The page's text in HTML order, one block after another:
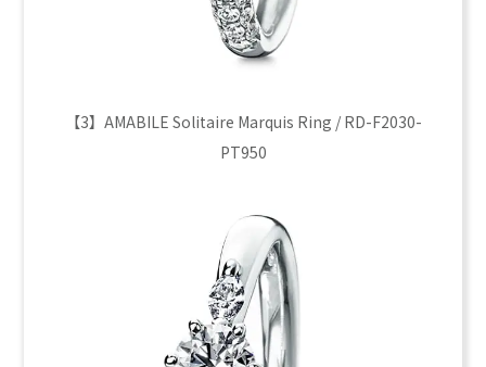
【3】AMABILE Solitaire Marquis Ring / RD-F2030-
PT950